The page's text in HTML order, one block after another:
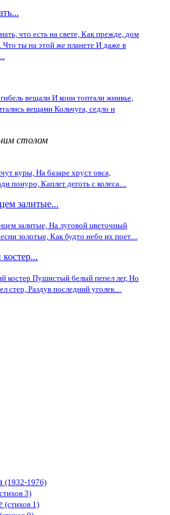
что есть на свете, Как прежде, дом
Что ты на этой же планете И даже в
вещали И кони топтали жнивье,
вещами Кольчуга, седло и
столом
куры, На базаре хруст овса,
понуро, Каплет деготь с колеса....
залитые...
залитые, На луговой цветочный
золотые, Как будто небо их поет....
костер Пушистый белый пепел лег, Но
стер, Раздув последний уголек....
(1932-1976)
3)
(стихов 1)